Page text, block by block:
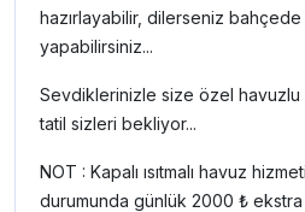
hazırlayabilir, dilerseniz
yapabilirsiniz...
Sevdiklerinizle size özel
tatil sizleri bekliyor...
NOT : Kapalı ısıtmalı havuz
durumunda günlük 2000 ₺ ekstra